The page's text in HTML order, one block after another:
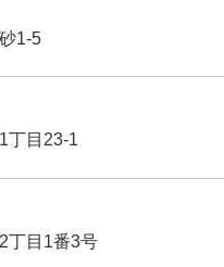
砂1-5
丁目23-1
丁目1番3号